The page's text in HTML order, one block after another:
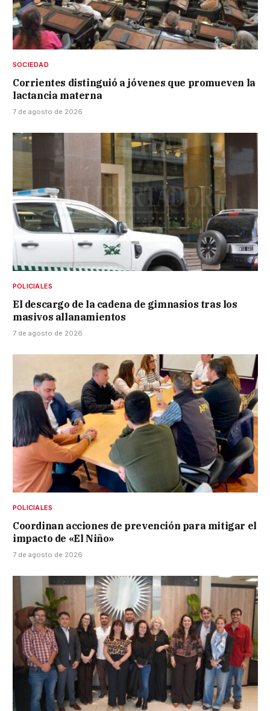
SOCIEDAD
Corrientes distinguió a jóvenes que promueven la
lactancia materna
7 de agosto de 2026
POLICIALES
El descargo de la cadena de gimnasios tras los
masivos allanamientos
7 de agosto de 2026
POLICIALES
Coordinan acciones de prevención para mitigar el
impacto de «El Niño»
7 de agosto de 2026